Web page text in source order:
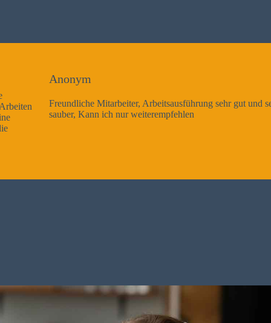
Freundliche Mitarbeiter, Arbeitsausführung sehr gut und sehr
sauber, Kann ich nur weiterempfehlen